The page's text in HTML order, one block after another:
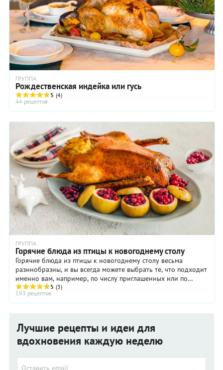
ГРУППА
Рождественская индейка или гусь
5 (4)
44 рецептов
ГРУППА
Горячие блюда из птицы к новогоднему столу
Горячие блюда из птицы к новогоднему столу весьма
разннобразны, и вы всегда можете выбрать те, что подходит
именно вам, например, по числу приглашенных или по
времени приготовления. Для ...
5 (3)
193 рецептов
Лучшие рецепты и идеи для
вдохновения каждую неделю